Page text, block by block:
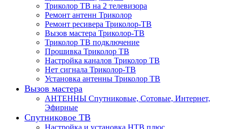
Триколор ТВ на 2 телевизора
Ремонт антенн Триколор
Ремонт ресивера Триколор-ТВ
Вызов мастера Триколор-ТВ
Триколор ТВ подключение
Прошивка Триколор ТВ
Настройка каналов Триколор ТВ
Нет сигнала Триколор-ТВ
Установка антенны Триколор ТВ
Вызов мастера
АНТЕННЫ Спутниковые, Сотовые, Интернет,
Эфирные
Спутниковое ТВ
Настройка и установка НТВ плюс